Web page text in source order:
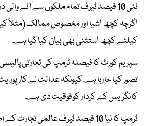
نئی 10 فیصد ٹیرف تمام ملکوں سے آنے والی
اگرچہ کچھ اشیا اور مخصوص ممالک (مثلاً
کیلئے کچھ استثنیٰ بھی بیان کیا گیا ہے۔
سپریم کورٹ کا فیصلہ ٹرمپ کی تجارتی
تصور کیا جارہا ہے، کیونکہ عدالت نے
کانگریس کے کردار کو فوقیت دی ہے۔
ٹرمپ کا نیا 10 فیصد ٹیرف عالمی